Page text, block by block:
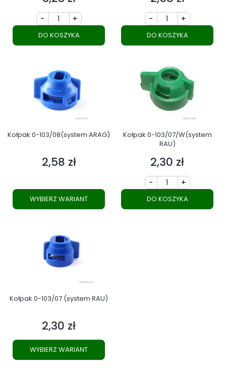
- +
DO KOSZYKA
- +
DO KOSZYKA
Kołpak 0-103/08(system ARAG)
Cena
2,58 zł
WYBIERZ WARIANT
Kołpak 0-103/07/W(system
RAU)
Cena
2,30 zł
- +
DO KOSZYKA
Kołpak 0-103/07 (system RAU)
Cena
2,30 zł
WYBIERZ WARIANT